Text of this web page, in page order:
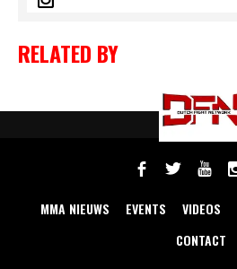
RELATED BY
MMA NIEUWS EVENTS VIDEOS
CONTACT